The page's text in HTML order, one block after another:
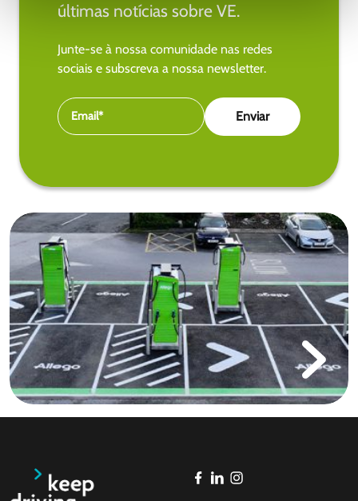
últimas notícias sobre VE.
Junte-se à nossa comunidade nas redes
sociais e subscreva a nossa newsletter.